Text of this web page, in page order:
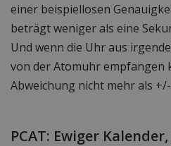
einer beispiellosen
beträgt weniger als eine
Und wenn die Uhr aus
von der Atomuhr empfangen
Abweichung nicht mehr als
PCAT: Ewiger